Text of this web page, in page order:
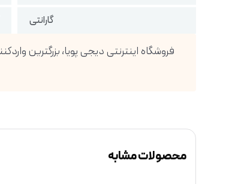
گارانتی
محصولات مشابه